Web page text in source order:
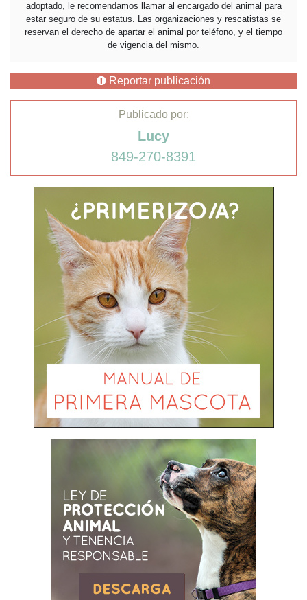
adoptado, le recomendamos llamar al encargado del animal para
estar seguro de su estatus. Las organizaciones y rescatistas se
reservan el derecho de apartar el animal por teléfono, y el tiempo
de vigencia del mismo.
Reportar publicación
Publicado por:
Lucy
849-270-8391